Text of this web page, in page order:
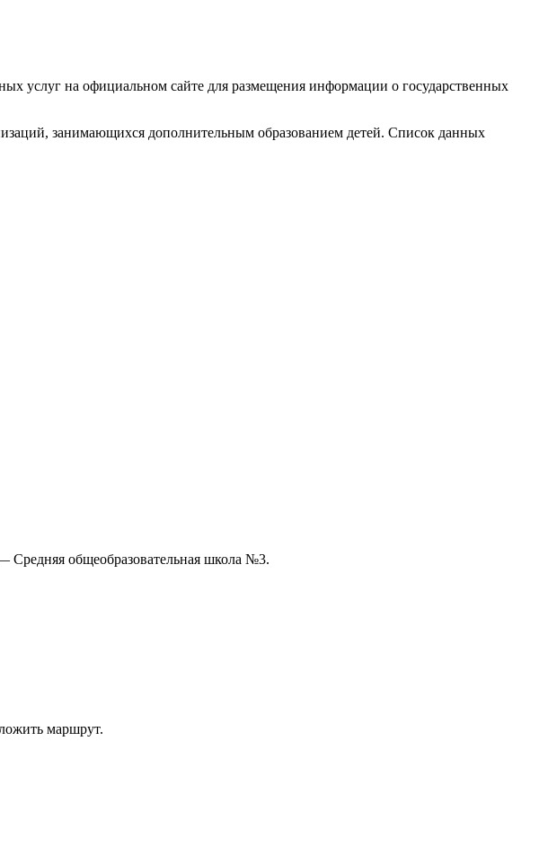
услуг на официальном сайте для размещения информации о государственных
занимающихся дополнительным образованием детей. Список данных
Средняя общеобразовательная школа №3.
маршрут.